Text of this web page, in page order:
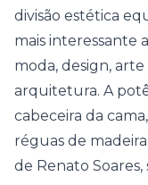
divisão estética
mais interessante
moda, design,
arquitetura. A
cabeceira da
réguas de
de Renato Soares,